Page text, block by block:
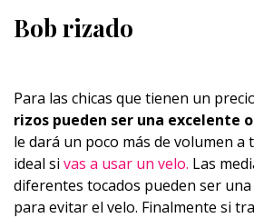
Bob rizado
Para las chicas que tienen un
rizos pueden ser una excelente
le dará un poco más de volumen a
ideal si vas a usar un velo. Las
diferentes tocados pueden ser
para evitar el velo. Finalmente si